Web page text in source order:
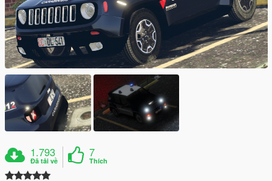
1.793
Đã tải về
7
Thích